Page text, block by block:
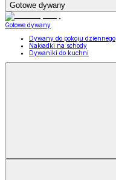
Gotowe dywany
Gotowe dywany
Dywany do pokoju dziennego
Nakładki na schody
Dywaniki do kuchni